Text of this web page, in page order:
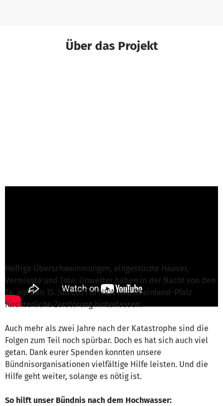
Über das Projekt
Heftige Überschwemmungen, eingestürzte Häuser,
Vermisste und Tote: Unwetter haben in der Nacht von den
14. auf den 15. Juli 2021 in NRW und Rheinland-Pfalz
fürchterliche Zerstörung hinterlassen.
Auch mehr als zwei Jahre nach der Katastrophe sind die
Folgen zum Teil noch spürbar. Doch es hat sich auch viel
getan. Dank eurer Spenden konnten unsere
Bündnisorganisationen vielfältige Hilfe leisten. Und die
Hilfe geht weiter, solange es nötig ist.
So hilft unser Bündnis nach dem Hochwasser: